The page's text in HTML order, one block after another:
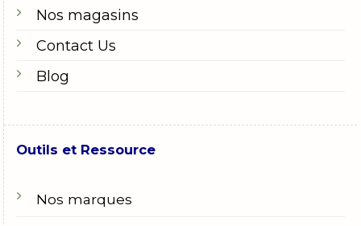
Nos magasins
Contact Us
Blog
Outils et Ressource
Nos marques